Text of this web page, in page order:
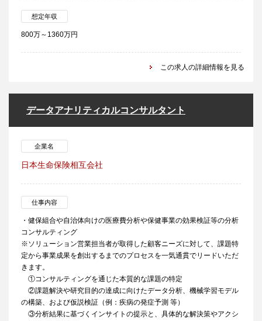
想定年収
800万～1360万円
この求人の詳細情報を見る
データアナリティカルコンサルタント
企業名
日本生命保険相互会社
仕事内容
・健保組合や自治体向けの医療費分析や保健事業の効果検証等の分析
コンサルティング
※ソリューション営業担当者が取得した顧客ニーズに対して、課題特
定から事業成果を創出するまでのプロセスを一気通貫でリードいただ
きます。
①コンサルティングを通じた本質的な課題の特定
②課題解決や研究目的の達成に向けたデータ分析、機械学習モデル
の構築、および仮説検証（例：疾病の発症予測 等）
③分析結果に基づくインサイトの提示と、具体的な解決策やアクシ